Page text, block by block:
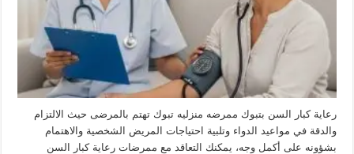
رعاية كبار السن بتبوك ممرضه منزليه تبوك تهتم بالمرضى حيث الالتزام
والدقة في مواعيد الدواء وتلبية احتياجات المريض الشخصية والاهتمام
بشؤونه على أكمل وجه، يمكنك التعاقد مع ممرضات رعاية كبار السن